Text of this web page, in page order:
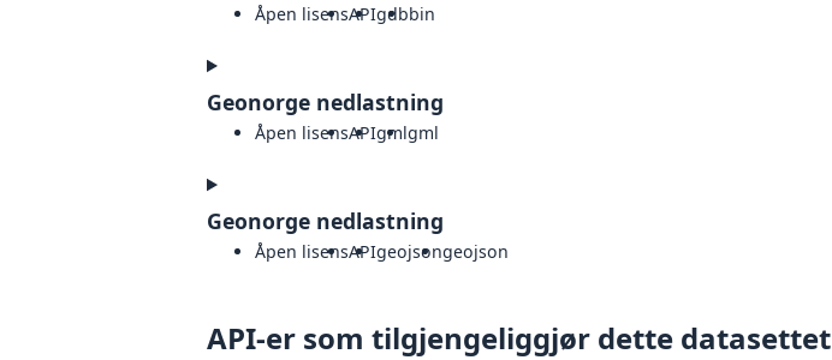
Åpen lisensAPIgdbbin
Geonorge nedlastning
Åpen lisensAPIgmlgml
Geonorge nedlastning
Åpen lisensAPIgeojsongeojson
API-er som tilgjengeliggjør dette datasettet